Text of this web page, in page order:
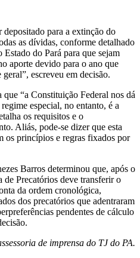
para a extinção do
as dívidas, conforme detalhado
do Pará para que sejam
aporte devido para o ano que
escreveu em decisão.
“a Constituição Federal nos dá
especial, no entanto, é a
os requisitos e o
Aliás, pode-se dizer que esta
os princípios e regras fixados por
Barros determinou que, após o
de Precatórios deve transferir o
da ordem cronológica,
dos precatórios que adentraram
pendentes de cálculo
de imprensa do TJ do PA.